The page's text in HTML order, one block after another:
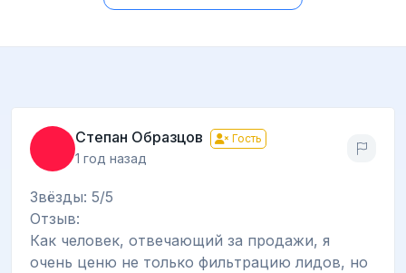
Степан Образцов Гость
1 год назад
Звёзды: 5/5
Отзыв:
Как человек, отвечающий за продажи, я
очень ценю не только фильтрацию лидов, но